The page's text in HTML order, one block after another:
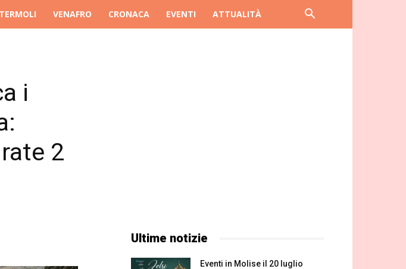
TERMOLI VENAFRO CRONACA EVENTI ATTUALITÀ
i
2
Ultime notizie
Eventi in Molise il 20 luglio